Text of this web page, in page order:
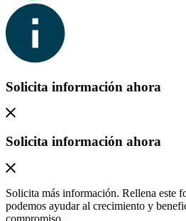
Solicita información ahora
Solicita información ahora
Solicita más información. Rellena este
podemos ayudar al crecimiento y
compromiso.